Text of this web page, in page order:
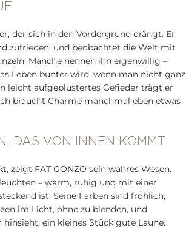
der sich in den Vordergrund drängt. Er
zufrieden, und beobachtet die Welt mit
Manche nennen ihn eigenwillig –
Leben bunter wird, wenn man nicht ganz
leicht aufgeplustertes Gefieder trägt er
braucht Charme manchmal eben etwas
DAS VON INNEN KOMMT
zeigt FAT GONZO sein wahres Wesen.
– warm, ruhig und mit einer
ist. Seine Farben sind fröhlich,
im Licht, ohne zu blenden, und
hinsieht, ein kleines Stück gute Laune.